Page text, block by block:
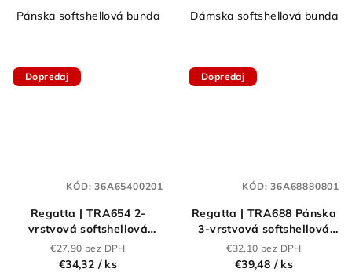
Pánska softshellová bunda Dámska softshellová bunda
Dopredaj
Regatta | TRA654 2-
vrstvová softshellová
bunda "Reid"_36.A654
€27,90 bez DPH
€34,32 / ks
KÓD:36A65400201
Dopredaj
Regatta | TRA688 Pánska
3-vrstvová softshellová
bunda "Octagon
II"_36.A688
€32,10 bez DPH
€39,48 / ks
KÓD:36A68880801